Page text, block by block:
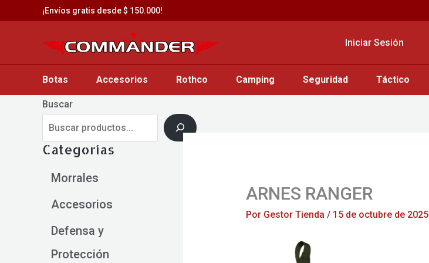
al
¡Envíos gratis desde $ 150.000!
Iniciar Sesión
Botas Accesorios Rothco Camping Seguridad Táctico
Buscar
Categorías
Morrales
Accesorios
Defensa y
Protección
ARNES RANGER
Por Gestor Tienda / 15 de octubre de 2025